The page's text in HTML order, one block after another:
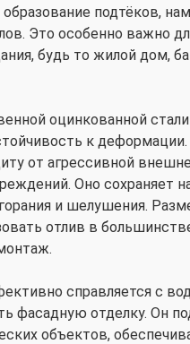
подтёков,
Это особенно важно
будь то жилой дом,
оцинкованной
к
от агрессивной
Оно сохраняет
и шелушения.
отлив в
справляется с
фасадную отделку. Он
объектов,